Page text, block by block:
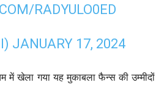
RADYULO0ED
JANUARY 17, 2024
में खेला गया यह मुकाबला फैन्स की उम्मीदों